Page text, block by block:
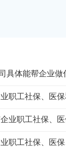
具体能帮企业做
职工社保、医
业职工社保、
职工社保、医